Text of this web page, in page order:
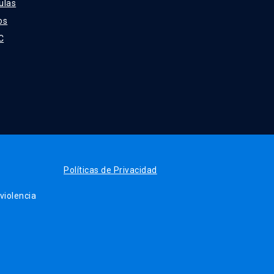
Políticas de Privacidad